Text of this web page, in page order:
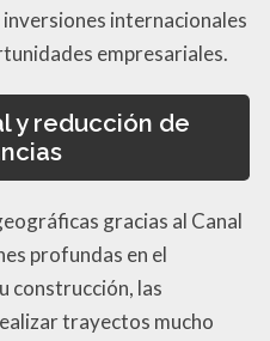
internacionales
empresariales.
y reducción de
gracias al Canal
profundas en el
construcción, las
trayectos mucho